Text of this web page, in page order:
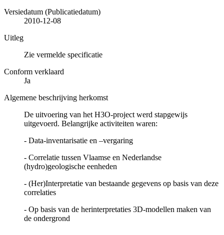
Versiedatum (Publicatiedatum)
2010-12-08
Uitleg
Zie vermelde specificatie
Conform verklaard
Ja
Algemene beschrijving herkomst
De uitvoering van het H3O-project werd stapgewijs
uitgevoerd. Belangrijke activiteiten waren:
- Data-inventarisatie en –vergaring
- Correlatie tussen Vlaamse en Nederlandse
(hydro)geologische eenheden
- (Her)Interpretatie van bestaande gegevens op basis van deze
correlaties
- Op basis van de herinterpretaties 3D-modellen maken van
de ondergrond